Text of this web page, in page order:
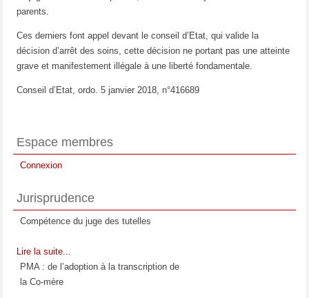
parents.
Ces derniers font appel devant le conseil d’Etat, qui valide la
décision d’arrêt des soins, cette décision ne portant pas une atteinte
grave et manifestement illégale à une liberté fondamentale.
Conseil d’Etat, ordo. 5 janvier 2018, n°416689
Espace membres
Connexion
Jurisprudence
Compétence du juge des tutelles
Lire la suite...
PMA : de l’adoption à la transcription de
la Co-mère